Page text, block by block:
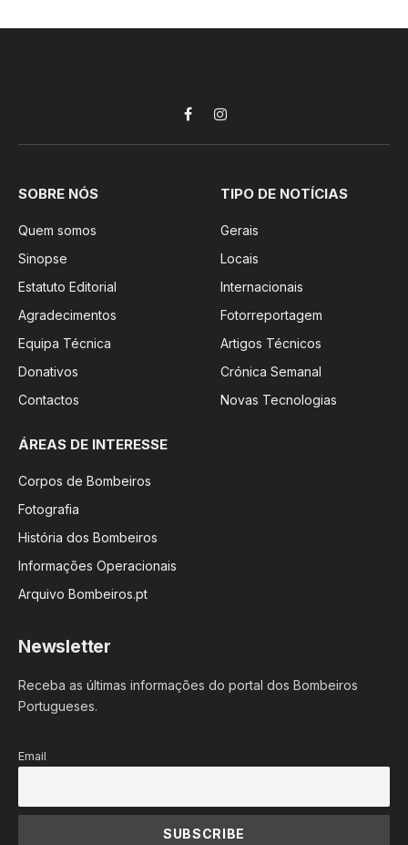
FacebookInstagram
SOBRE NÓS
Quem somos
Sinopse
Estatuto Editorial
Agradecimentos
Equipa Técnica
Donativos
Contactos
TIPO DE NOTÍCIAS
Gerais
Locais
Internacionais
Fotorreportagem
Artigos Técnicos
Crónica Semanal
Novas Tecnologias
ÁREAS DE INTERESSE
Corpos de Bombeiros
Fotografia
História dos Bombeiros
Informações Operacionais
Arquivo Bombeiros.pt
Newsletter
Receba as últimas informações do portal dos Bombeiros
Portugueses.
Email